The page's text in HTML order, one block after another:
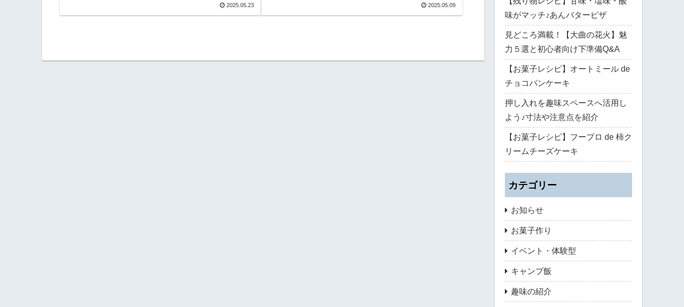
2025.05.23 2025.05.09
味がマッチ♪あんバターピザ
見どころ満載！【大曲の花火】魅
力５選と初心者向け下準備Q&A
【お菓子レシピ】オートミール de
チョコパンケーキ
押し入れを趣味スペースへ活用し
よう♪寸法や注意点を紹介
【お菓子レシピ】フープロ de 柿ク
リームチーズケーキ
カテゴリー
お知らせ
お菓子作り
イベント・体験型
キャンプ飯
趣味の紹介